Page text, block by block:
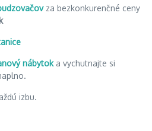
za bezkonkurenčné ceny
nábytoka vychutnajte si
izbu.